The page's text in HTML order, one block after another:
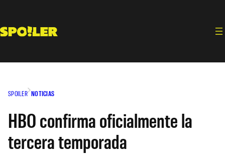
contenido
SPOILER NOTICIAS
HBO confirma oficialmente la
tercera temporada